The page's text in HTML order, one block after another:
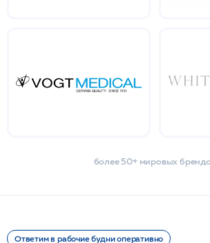
более 50+ мировых
Ответим в рабочие будни оперативно